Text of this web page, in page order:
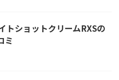
トショットクリームRXSの
ミ